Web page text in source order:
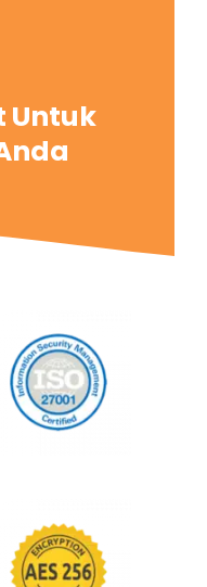
Untuk